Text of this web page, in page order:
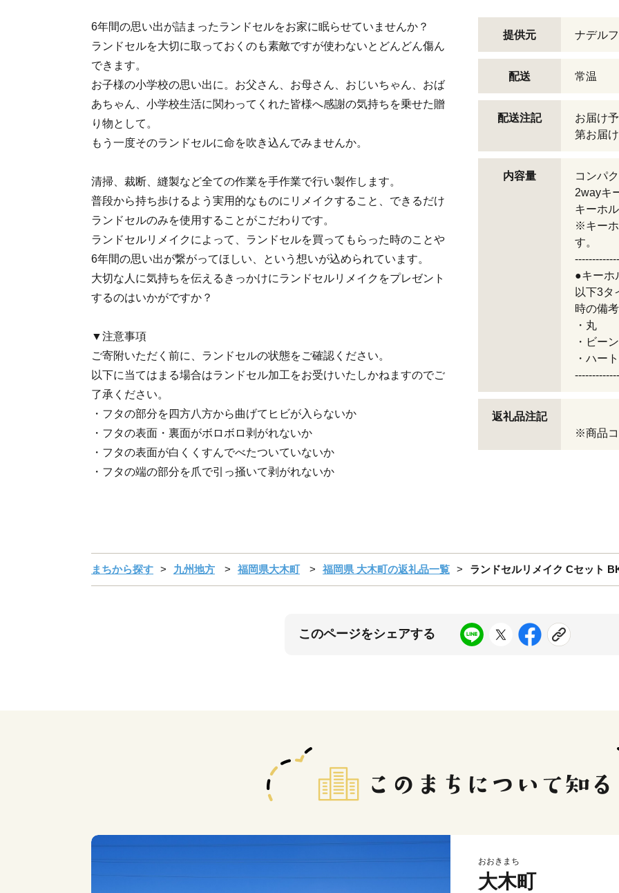
6年間の思い出が詰まったランドセルをお家に眠らせていませんか？
ランドセルを大切に取っておくのも素敵ですが使わないとどんどん傷ん
できます。
お子様の小学校の思い出に。お父さん、お母さん、おじいちゃん、おば
あちゃん、小学校生活に関わってくれた皆様へ感謝の気持ちを乗せた贈
り物として。
もう一度そのランドセルに命を吹き込んでみませんか。
清掃、裁断、縫製など全ての作業を手作業で行い製作します。
普段から持ち歩けるよう実用的なものにリメイクすること、できるだけ
ランドセルのみを使用することがこだわりです。
ランドセルリメイクによって、ランドセルを買ってもらった時のことや
6年間の思い出が繋がってほしい、という想いが込められています。
大切な人に気持ちを伝えるきっかけにランドセルリメイクをプレゼント
するのはいかがですか？
▼注意事項
ご寄附いただく前に、ランドセルの状態をご確認ください。
以下に当てはまる場合はランドセル加工をお受けいたしかねますのでご
了承ください。
・フタの部分を四方八方から曲げてヒビが入らないか
・フタの表面・裏面がボロボロ剥がれないか
・フタの表面が白くくすんでべたついていないか
・フタの端の部分を爪で引っ掻いて剥がれないか
提供元 ナデル
配送 常温
配送注記
お届け
第お届け
内容量
コンパ
2wayキ
キーホ
※キーホ
す。
●キーホ
以下3タ
時の備
・丸
・ビー
・ハート
返礼品注記
※商品
まちから探す 九州地方 福岡県大木町 福岡県 大木町の返礼品一覧 ランドセルリメイク Cセット
このページをシェアする
おおきまち
大木町